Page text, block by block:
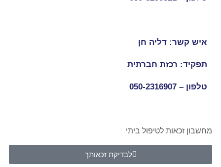
איש קשר: דליה חן
תפקיד: רכזת חברתית
טלפון – 050-2316907
מחשבון זכאות לטיפול ביתי
לבדיקת זכאותך